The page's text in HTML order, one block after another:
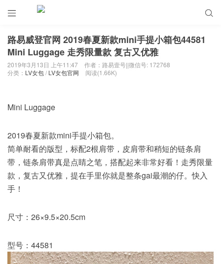
 
路易威登官网 2019春夏新款mini手提小箱包44581
Mini Luggage 走秀限量款 复古又优雅
2019年3月13日 上午11:47
作者：路易壹号||微信号: 172768
分类： LV女包/ LV女包官网 阅读(1.66K)
Mini Luggage
2019春夏新款mini手提小箱包。
简单耐看的版型，标配2根肩带，皮肩带和稍短的链条肩
带，链条肩带真是点睛之笔，搭配起来非常好看！走秀限量
款，复古又优雅，提在手里你就是整条gai最潮的仔。快入
手！
尺寸：26×9.5×20.5cm
型号：44581